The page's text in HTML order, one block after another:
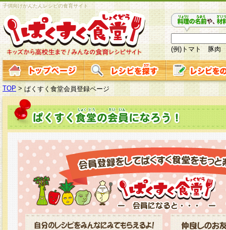
子供向けかんたんレシピの食育サイト
(例)トマト 豚肉
TOP > ぱくすく食堂会員登録ページ